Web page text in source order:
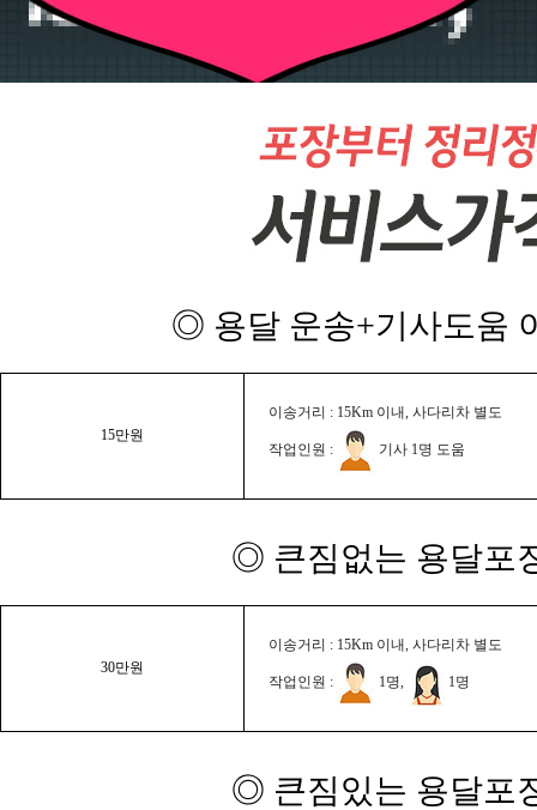
◎ 용달 운송+기사도움
15만원
이송거리 : 15Km 이내, 사다리차 별도
작업인원 : 기사 1명 도움
◎ 큰짐없는 용달포
30만원
이송거리 : 15Km 이내, 사다리차 별도
작업인원 : 1명, 1명
◎ 큰짐있는 용달포